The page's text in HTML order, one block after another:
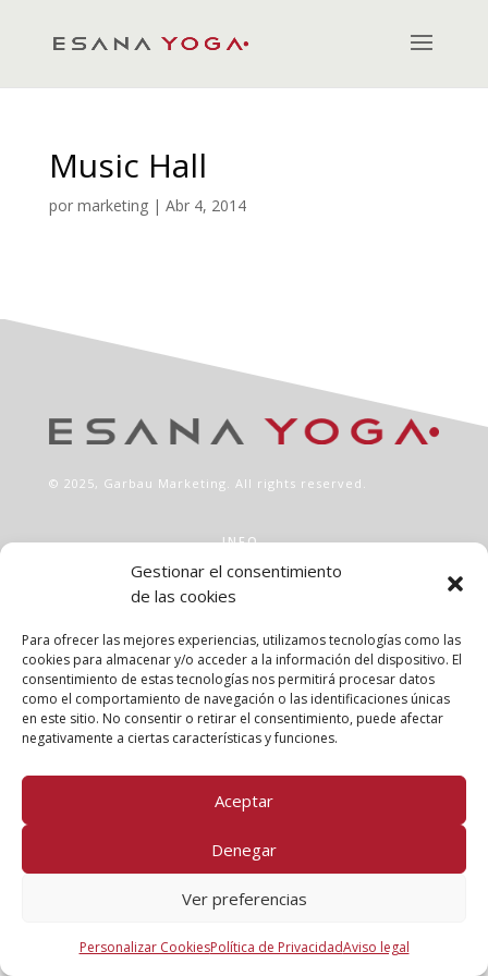
Gestionar el consentimiento
de las cookies
Para ofrecer las mejores experiencias, utilizamos tecnologías como las
cookies para almacenar y/o acceder a la información del dispositivo. El
consentimiento de estas tecnologías nos permitirá procesar datos
como el comportamiento de navegación o las identificaciones únicas
en este sitio. No consentir o retirar el consentimiento, puede afectar
negativamente a ciertas características y funciones.
Aceptar
Denegar
Ver preferencias
Personalizar CookiesPolítica de PrivacidadAviso legal
Music Hall
por marketing| Abr 4, 2014
© 2025, Garbau Marketing. All rights reserved.
INFO
Aviso legal
Política de privacidad
Política de cookies
Clases
Talleres
Conócenos